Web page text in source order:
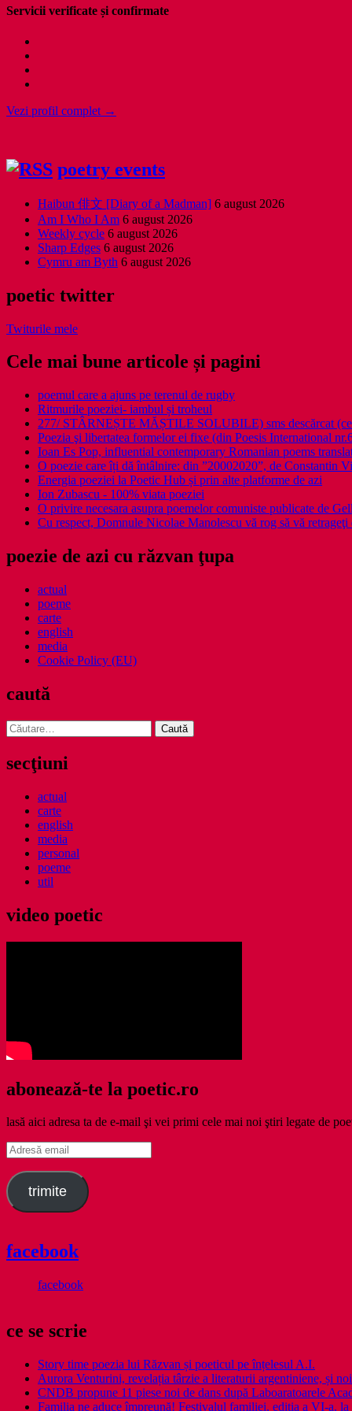
Servicii verificate și confirmate
Vezi profil complet →
poetry events
Haibun 俳文 [Diary of a Madman] 6 august 2026
Am I Who I Am 6 august 2026
Weekly cycle 6 august 2026
Sharp Edges 6 august 2026
Cymru am Byth 6 august 2026
poetic twitter
Twiturile mele
Cele mai bune articole și pagini
poemul care a ajuns pe terenul de rugby
Ritmurile poeziei- iambul și troheul
277/ STÂRNEȘTE MĂȘTILE SOLUBILE) sms descărcat
Poezia şi libertatea formelor ei fixe (din Poesis International
Ioan Es Pop, influential contemporary Romanian poems
O poezie care îți dă întâlnire: din ”20002020”, de Constantin
Energia poeziei la Poetic Hub și prin alte platforme de azi
Ion Zubascu - 100% viata poeziei
O privire necesara asupra poemelor comuniste publicate de
Cu respect, Domnule Nicolae Manolescu vă rog să vă
poezie de azi cu răzvan ţupa
actual
poeme
carte
english
media
Cookie Policy (EU)
caută
Caută
după:
secţiuni
actual
carte
english
media
personal
poeme
util
video poetic
abonează-te la poetic.ro
lasă aici adresa ta de e-mail şi vei primi cele mai noi ştiri legate de
Adresă
email
trimite
facebook
facebook
ce se scrie
Story time poezia lui Răzvan și poeticul pe înțelesul A.I.
Aurora Venturini, revelația târzie a literaturii argentiniene, și
CNDB propune 11 piese noi de dans după Laboaratoarele
Familia ne aduce împreună! Festivalul familiei, ediția a VI-a, la